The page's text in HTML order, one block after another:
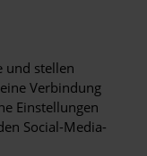
und stellen
Verbindung
Einstellungen
Social-Media-